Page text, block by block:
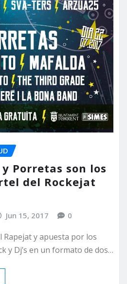
Porretas son los
del Rockejat
Jun 15, 2017 0
Rapejat y apuesta por los
y Dj’s en un formato de dos…